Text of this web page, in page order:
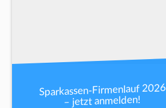
Sparkassen-Firmenlauf 2026
– jetzt anmelden!